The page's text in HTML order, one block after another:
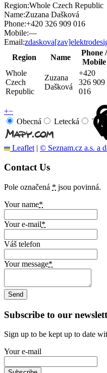
Region:Whole Czech Republic
Name:Zuzana Dašková
Phone:+420 326 909 016
Mobile:—
Email:
Region
Name
Phone /
Mobile
Whole
Czech
Republic
Zuzana
Dašková
+420
326 909
016
+−
Obecná
Letecká
Leaflet | © Seznam.cz a.s. a
Contact Us
Pole označená * jsou povinná.
Your name*
Your e-mail*
Váš telefon
Your message*
Subscribe to our
Sign up to be kept up to date
Your e-mail